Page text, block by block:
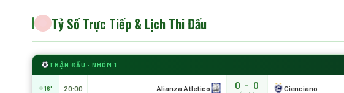
Tỷ Số Trực Tiếp & Lịch Thi Đấu
TRẬN ĐẤU · NHÓM 1
16' 20:00 Alianza Atletico 0 - 0 Cienciano